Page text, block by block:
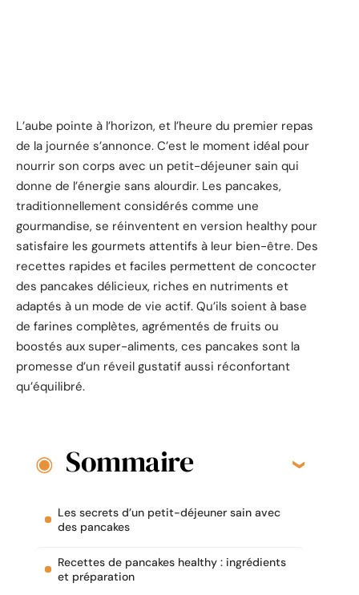
L’aube pointe à l’horizon, et l’heure du premier repas
de la journée s’annonce. C’est le moment idéal pour
nourrir son corps avec un petit-déjeuner sain qui
donne de l’énergie sans alourdir. Les pancakes,
traditionnellement considérés comme une
gourmandise, se réinventent en version healthy pour
satisfaire les gourmets attentifs à leur bien-être. Des
recettes rapides et faciles permettent de concocter
des pancakes délicieux, riches en nutriments et
adaptés à un mode de vie actif. Qu’ils soient à base
de farines complètes, agrémentés de fruits ou
boostés aux super-aliments, ces pancakes sont la
promesse d’un réveil gustatif aussi réconfortant
qu’équilibré.
Sommaire
Les secrets d’un petit-déjeuner sain avec
des pancakes
Recettes de pancakes healthy : ingrédients
et préparation